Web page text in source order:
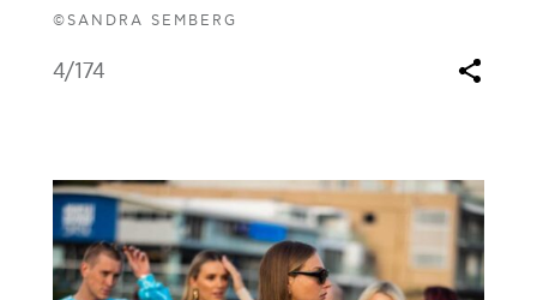
©SANDRA SEMBERG
4/174